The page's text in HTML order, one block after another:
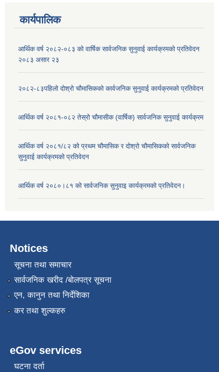
कार्यपालिक
आर्थिक वर्ष २०८२-०८३ को वार्षिक सार्वजनिक सुनुवाई कार्यक्रमको प्रतिवेदन
२०८३ असार २३
२०८२-८३पहिलो दोश्रो चौमासिकको कार्वजनिक सुनुवाई कार्यक्रमको प्रतिवेदन
आर्थिक वर्ष २०८१-०८२ तेस्रो चौमासीक (वार्षिक) सार्वजनिक सुनुवाई कार्यक्रम
आर्थिक वर्ष २०८१/८२ को प्रथम चौमासिक र दोश्रो चौमासिकको सार्वजनिक
सुनुवाई कार्यक्रमको प्रतिवेदन
आर्थिक वर्ष २०८०।८१ को सार्वजनिक सुनुवाइ कार्यक्रमको प्रतिवेदन।
Notices
सूचना तथा समाचार
सार्वजनिक खरीद /बोलपत्र सूचना
एन, कानुन तथा निर्देशिका
कर तथा शुल्कहरु
eGov services
घटना दर्ता